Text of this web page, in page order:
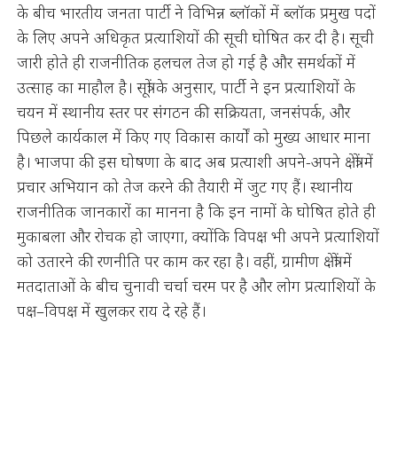
के बीच भारतीय जनता पार्टी ने विभिन्न ब्लॉकों में ब्लॉक प्रमुख पदों
के लिए अपने अधिकृत प्रत्याशियों की सूची घोषित कर दी है। सूची
जारी होते ही राजनीतिक हलचल तेज हो गई है और समर्थकों में
उत्साह का माहौल है। सूत्रों के अनुसार, पार्टी ने इन प्रत्याशियों के
चयन में स्थानीय स्तर पर संगठन की सक्रियता, जनसंपर्क, और
पिछले कार्यकाल में किए गए विकास कार्यों को मुख्य आधार माना
है। भाजपा की इस घोषणा के बाद अब प्रत्याशी अपने-अपने क्षेत्रों में
प्रचार अभियान को तेज करने की तैयारी में जुट गए हैं। स्थानीय
राजनीतिक जानकारों का मानना है कि इन नामों के घोषित होते ही
मुकाबला और रोचक हो जाएगा, क्योंकि विपक्ष भी अपने प्रत्याशियों
को उतारने की रणनीति पर काम कर रहा है। वहीं, ग्रामीण क्षेत्रों में
मतदाताओं के बीच चुनावी चर्चा चरम पर है और लोग प्रत्याशियों के
पक्ष–विपक्ष में खुलकर राय दे रहे हैं।